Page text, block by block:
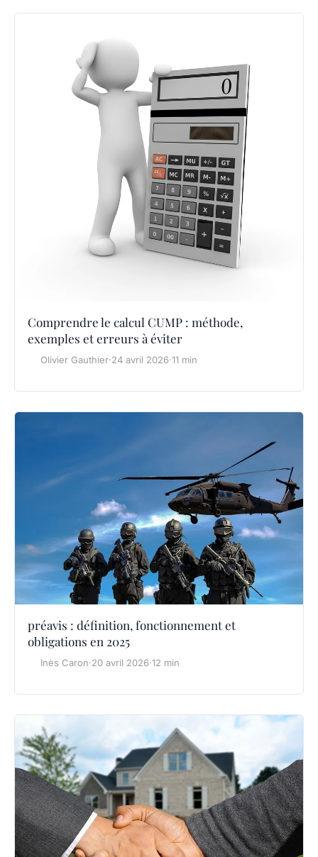
Comprendre le calcul CUMP : méthode,
exemples et erreurs à éviter
Olivier Gauthier·24 avril 2026·11 min
préavis : définition, fonctionnement et
obligations en 2025
Inès Caron·20 avril 2026·12 min